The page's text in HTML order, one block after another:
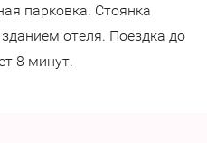
парковка. Стоянка
отеля. Поездка до
8 минут.